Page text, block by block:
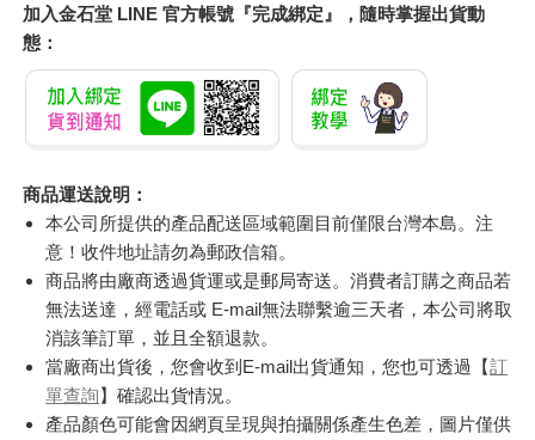
加入金石堂 LINE 官方帳號『完成綁定』，隨時掌握出貨動
態：
商品運送說明：
本公司所提供的產品配送區域範圍目前僅限台灣本島。注
意！收件地址請勿為郵政信箱。
商品將由廠商透過貨運或是郵局寄送。消費者訂購之商品若
無法送達，經電話或 E-mail無法聯繫逾三天者，本公司將取
消該筆訂單，並且全額退款。
當廠商出貨後，您會收到E-mail出貨通知，您也可透過【訂
單查詢】確認出貨情況。
產品顏色可能會因網頁呈現與拍攝關係產生色差，圖片僅供